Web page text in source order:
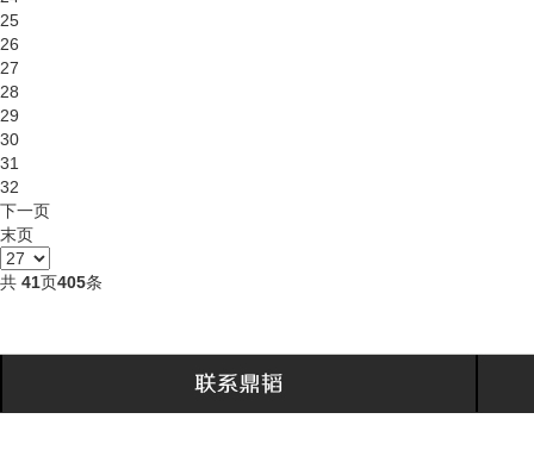
25
26
27
28
29
30
31
32
下一页
末页
共 41页405条